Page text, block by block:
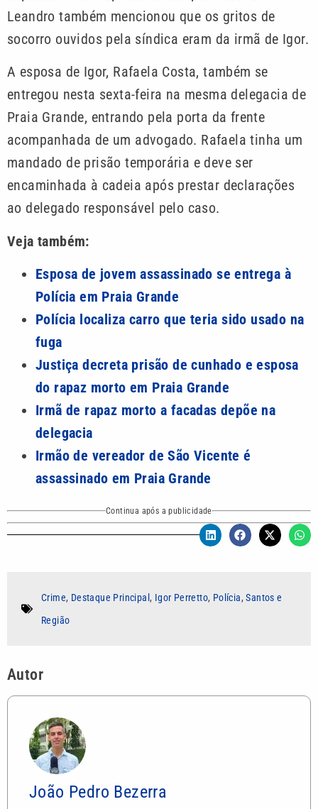
Leandro também mencionou que os gritos de
socorro ouvidos pela síndica eram da irmã de Igor.
A esposa de Igor, Rafaela Costa, também se
entregou nesta sexta-feira na mesma delegacia de
Praia Grande, entrando pela porta da frente
acompanhada de um advogado. Rafaela tinha um
mandado de prisão temporária e deve ser
encaminhada à cadeia após prestar declarações
ao delegado responsável pelo caso.
Veja também:
Esposa de jovem assassinado se entrega à
Polícia em Praia Grande
Polícia localiza carro que teria sido usado na
fuga
Justiça decreta prisão de cunhado e esposa
do rapaz morto em Praia Grande
Irmã de rapaz morto a facadas depõe na
delegacia
Irmão de vereador de São Vicente é
assassinado em Praia Grande
Continua após a publicidade
Crime, Destaque Principal , Igor Perretto, Polícia,Santos e
Região
Autor
João Pedro Bezerra